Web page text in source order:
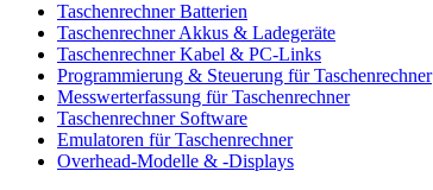
Taschenrechner Batterien
Taschenrechner Akkus & Ladegeräte
Taschenrechner Kabel & PC-Links
Programmierung & Steuerung für Taschenrechner
Messwerterfassung für Taschenrechner
Taschenrechner Software
Emulatoren für Taschenrechner
Overhead-Modelle & -Displays